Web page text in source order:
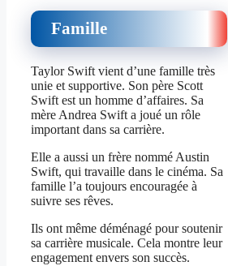
Famille
Taylor Swift vient d’une famille très
unie et supportive. Son père Scott
Swift est un homme d’affaires. Sa
mère Andrea Swift a joué un rôle
important dans sa carrière.
Elle a aussi un frère nommé Austin
Swift, qui travaille dans le cinéma. Sa
famille l’a toujours encouragée à
suivre ses rêves.
Ils ont même déménagé pour soutenir
sa carrière musicale. Cela montre leur
engagement envers son succès.